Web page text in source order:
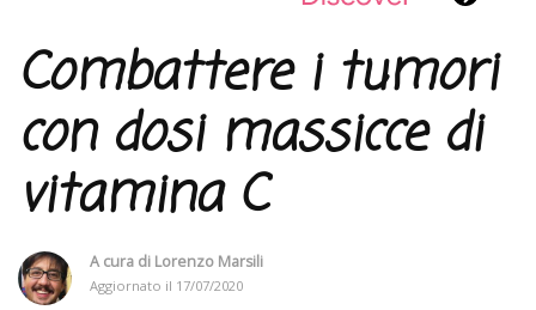
Combattere i tumori
con dosi massicce di
vitamina C
A cura di Lorenzo Marsili
Aggiornato il 17/07/2020